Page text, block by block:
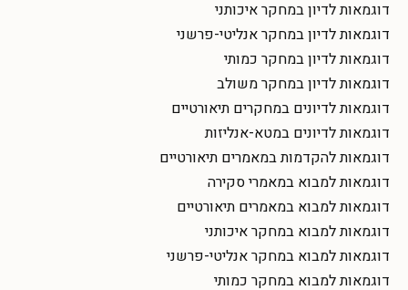
דוגמאות לדיון במחקר איכותני
דוגמאות לדיון במחקר אנליטי-פרשני
דוגמאות לדיון במחקר כמותי
דוגמאות לדיון במחקר משולב
דוגמאות לדיונים במחקרים תיאורטיים
דוגמאות לדיונים במטא-אנליזות
דוגמאות להקדמות במאמרים תיאורטיים
דוגמאות למבוא במאמרי סקירה
דוגמאות למבוא במאמרים תיאורטיים
דוגמאות למבוא במחקר איכותני
דוגמאות למבוא במחקר אנליטי-פרשני
דוגמאות למבוא במחקר כמותי